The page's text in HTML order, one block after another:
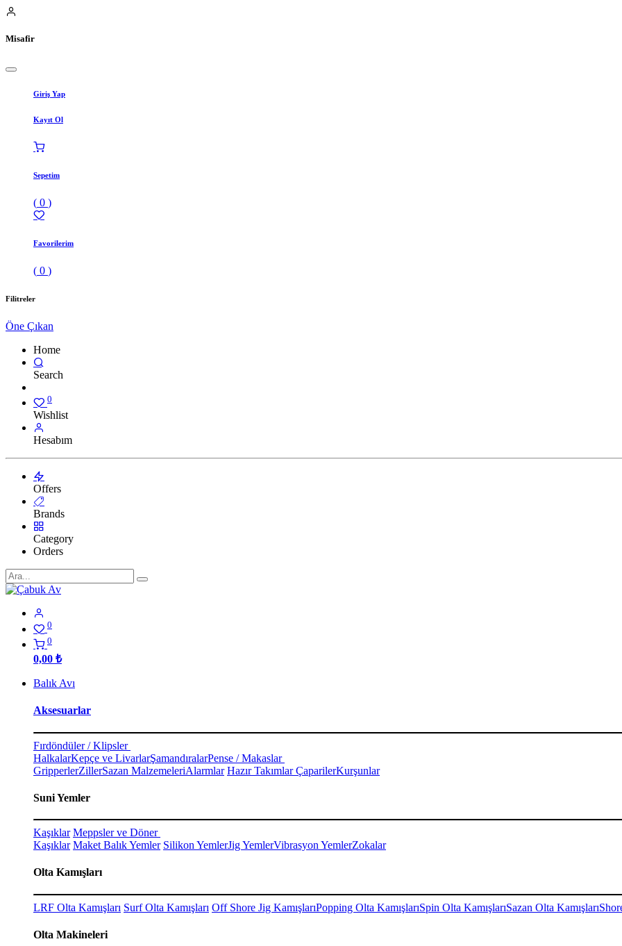
Misafir
Giriş Yap
Kayıt Ol
Sepetim
( 0 )
Favorilerim
( 0 )
Filitreler
Öne Çıkan
Home
Search
0
Wishlist
Hesabım
Offers
Brands
Category
Orders
0
0
0,00 ₺
Balık Avı
Aksesuarlar
Fırdöndüler / Klipsler
HalkalarKepçe ve LivarlarŞamandıralarPense / Makaslar
GripperlerZillerSazan MalzemeleriAlarmlar Hazır Takımlar ÇaparilerKurşunlar
Suni Yemler
Kaşıklar Meppsler ve Döner
Kaşıklar Maket Balık Yemler Silikon YemlerJig YemlerVibrasyon YemlerZokalar
Olta Kamışları
LRF Olta Kamışları Surf Olta Kamışları Off Shore Jig KamışlarıPopping Olta KamışlarıSpin Olta KamışlarıSazan Olta Kamışları
Olta Makineleri